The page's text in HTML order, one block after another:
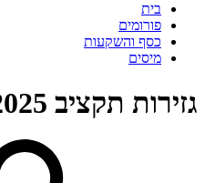
בית
פורומים
כסף והשקעות
מיסים
גזירות תקציב 2025